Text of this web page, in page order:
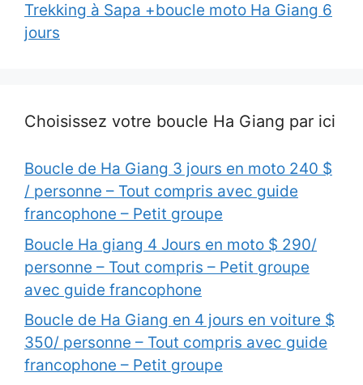
Trekking à Sapa +boucle moto Ha Giang 6
jours
Choisissez votre boucle Ha Giang par ici
Boucle de Ha Giang 3 jours en moto 240 $
/ personne – Tout compris avec guide
francophone – Petit groupe
Boucle Ha giang 4 Jours en moto $ 290/
personne – Tout compris – Petit groupe
avec guide francophone
Boucle de Ha Giang en 4 jours en voiture $
350/ personne – Tout compris avec guide
francophone – Petit groupe